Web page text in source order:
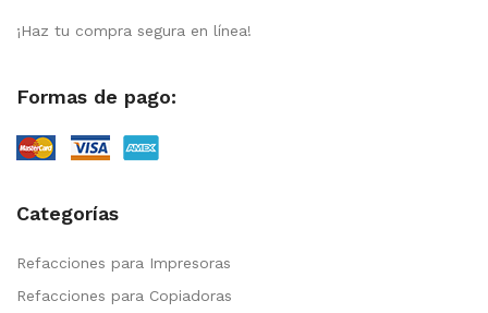
¡Haz tu compra segura en línea!
Formas de pago:
Categorías
Refacciones para Impresoras
Refacciones para Copiadoras